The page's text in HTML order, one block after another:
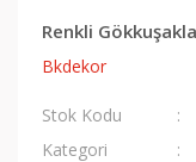
Renkli
Bkdekor
Stok Kodu
Kategori